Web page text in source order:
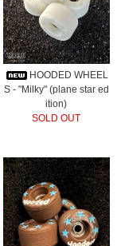
HOODED WHEEL
S - "Milky" (plane star ed
ition)
SOLD OUT